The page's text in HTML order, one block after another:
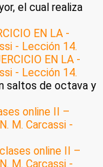
el cual realiza
EN LA -
- Lección 14.
saltos de octava y
online II –
M. Carcassi -